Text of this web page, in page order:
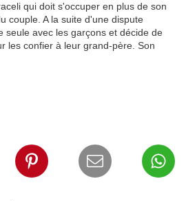
qui doit s'occuper en plus de son
couple. A la suite d'une dispute
seule avec les garçons et décide de
les confier à leur grand-père. Son